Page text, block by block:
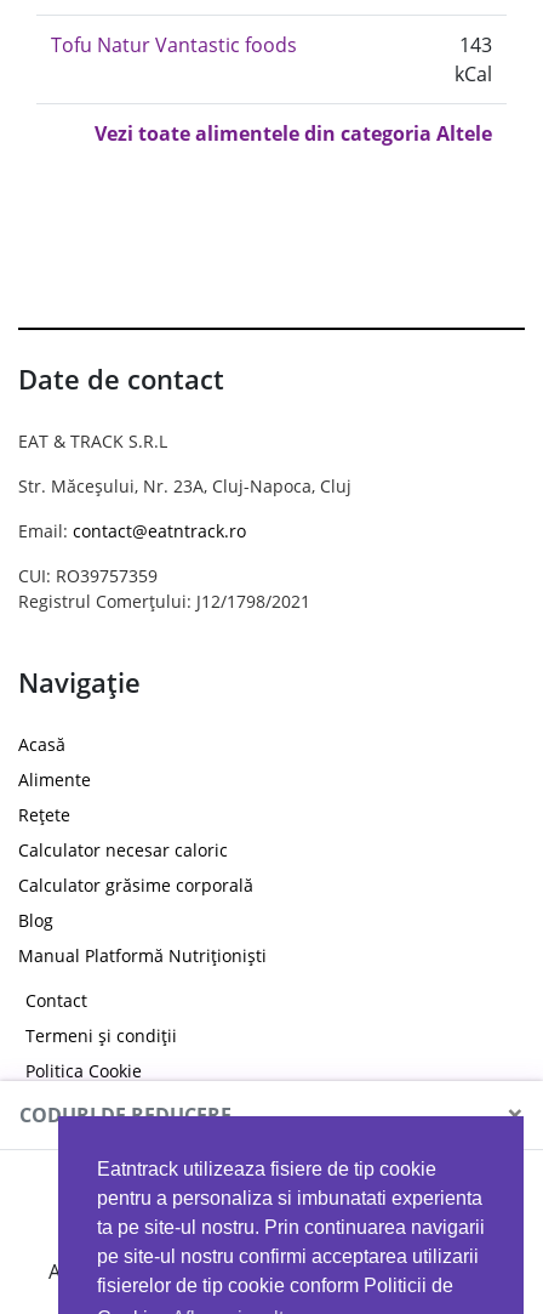
Eatntrack utilizeaza fisiere de tip cookie
pentru a personaliza si imbunatati experienta
ta pe site-ul nostru. Prin continuarea navigarii
pe site-ul nostru confirmi acceptarea utilizarii
fisierelor de tip cookie conform Politicii de
Tofu Natur Vantastic foods
143
kCal
Vezi toate alimentele din categoria Altele
Date de contact
EAT & TRACK S.R.L
Str. Măceșului, Nr. 23A, Cluj-Napoca, Cluj
Email: contact@eatntrack.ro
CUI: RO39757359
Registrul Comerțului: J12/1798/2021
Navigație
Acasă
Alimente
Rețete
Calculator necesar caloric
Calculator grăsime corporală
Blog
Manual Platformă Nutriționiști
Contact
Termeni și condiții
Politica Cookie
Politica de confidențialitate
CODURI DE REDUCERE ×
MYPROTEIN
Ai 40%reducere la orice comandă folosind codul
EATTRACK